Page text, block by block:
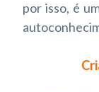
por isso, é